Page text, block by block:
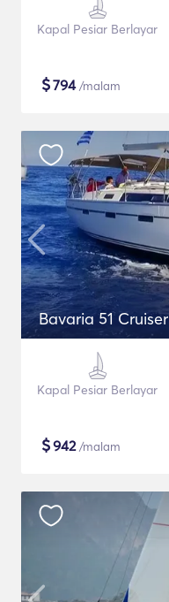
Kapal Pesiar Berlayar
$794/malam
Bavaria 51 Cruiser
Kapal Pesiar Berlayar
$942/malam